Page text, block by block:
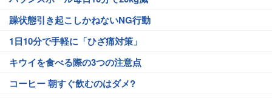
躁状態引き起こしかねないNG行動
1日10分で手軽に「ひざ痛対策」
キウイを食べる際の3つの注意点
コーヒー 朝すぐ飲むのはダメ?